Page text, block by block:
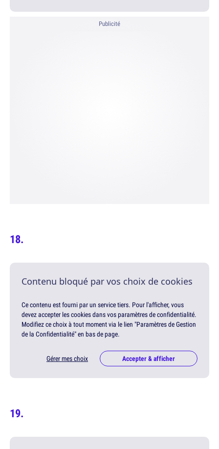
Publicité
Contenu bloqué par vos choix de cookies
Ce contenu est fourni par un service tiers. Pour l'afficher, vous
devez accepter les cookies dans vos paramètres de confidentialité.
Modifiez ce choix à tout moment via le lien "Paramètres de Gestion
de la Confidentialité" en bas de page.
Gérer mes choix Accepter & afficher